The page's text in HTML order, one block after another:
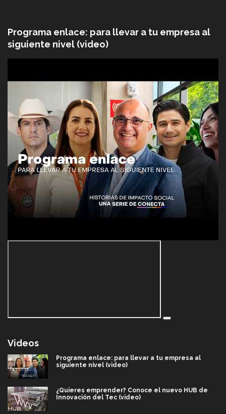
Programa enlace: para llevar a tu empresa al
siguiente nivel (video)
Videos
Programa enlace: para llevar a tu empresa al
siguiente nivel (video)
¿Quieres emprender? Conoce el nuevo HUB de
Innovación del Tec (video)